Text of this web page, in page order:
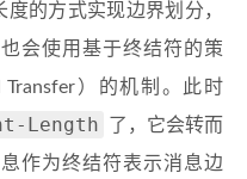
的方式实现边界划分，
会使用基于终结符的策
）的机制。此时
Length
了，它会转而
作为终结符表示消息边